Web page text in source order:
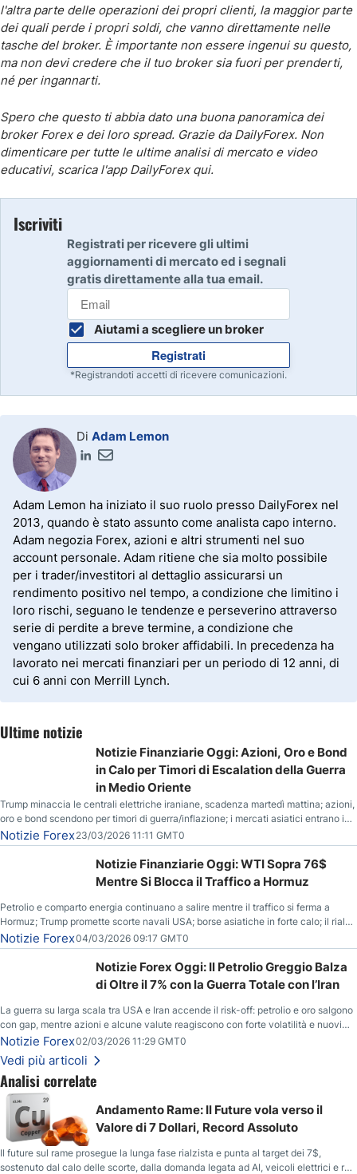
l'altra parte delle operazioni dei propri clienti, la maggior parte
dei quali perde i propri soldi, che vanno direttamente nelle
tasche del broker. È importante non essere ingenui su questo,
ma non devi credere che il tuo broker sia fuori per prenderti,
né per ingannarti.
Spero che questo ti abbia dato una buona panoramica dei
broker Forex e dei loro spread. Grazie da DailyForex. Non
dimenticare per tutte le ultime analisi di mercato e video
educativi, scarica l'app DailyForex qui.
Iscriviti
Registrati per ricevere gli ultimi
aggiornamenti di mercato ed i segnali
gratis direttamente alla tua email.
Aiutami a scegliere un broker
Registrati
*Registrandoti accetti di ricevere comunicazioni.
Di Adam Lemon
Adam Lemon ha iniziato il suo ruolo presso DailyForex nel
2013, quando è stato assunto come analista capo interno.
Adam negozia Forex, azioni e altri strumenti nel suo
account personale. Adam ritiene che sia molto possibile
per i trader/investitori al dettaglio assicurarsi un
rendimento positivo nel tempo, a condizione che limitino i
loro rischi, seguano le tendenze e perseverino attraverso
serie di perdite a breve termine, a condizione che
vengano utilizzati solo broker affidabili. In precedenza ha
lavorato nei mercati finanziari per un periodo di 12 anni, di
cui 6 anni con Merrill Lynch.
Ultime notizie
Notizie Finanziarie Oggi: Azioni, Oro e Bond
in Calo per Timori di Escalation della Guerra
in Medio Oriente
Trump minaccia le centrali elettriche iraniane, scadenza martedì mattina; azioni,
oro e bond scendono per timori di guerra/inflazione; i mercati asiatici entrano in
correzione; il petrolio greggio resta stabile.
Notizie Forex23/03/2026 11:11 GMT0
Notizie Finanziarie Oggi: WTI Sopra 76$
Mentre Si Blocca il Traffico a Hormuz
Petrolio e comparto energia continuano a salire mentre il traffico si ferma a
Hormuz; Trump promette scorte navali USA; borse asiatiche in forte calo; il rialzo
del gas naturale mette pressione all’euro.
Notizie Forex04/03/2026 09:17 GMT0
Notizie Forex Oggi: Il Petrolio Greggio Balza
di Oltre il 7% con la Guerra Totale con l’Iran
La guerra su larga scala tra USA e Iran accende il risk-off: petrolio e oro salgono
con gap, mentre azioni e alcune valute reagiscono con forte volatilità e nuovi
livelli da monitorare.
Notizie Forex02/03/2026 11:29 GMT0
Vedi più articoli
Analisi correlate
Andamento Rame: Il Future vola verso il
Valore di 7 Dollari, Record Assoluto
Il future sul rame prosegue la lunga fase rialzista e punta al target dei 7$,
sostenuto dal calo delle scorte, dalla domanda legata ad AI, veicoli elettrici e reti